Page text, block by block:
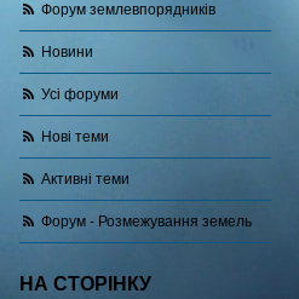
Форум землевпорядників
Новини
Усі форуми
Нові теми
Активні теми
Форум - Розмежування земель
НА СТОРІНКУ